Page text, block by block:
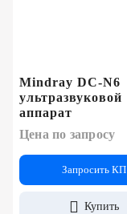
Mindray DC-N6
ультразвуковой
аппарат
Цена по запросу
Запросить КП
Купить